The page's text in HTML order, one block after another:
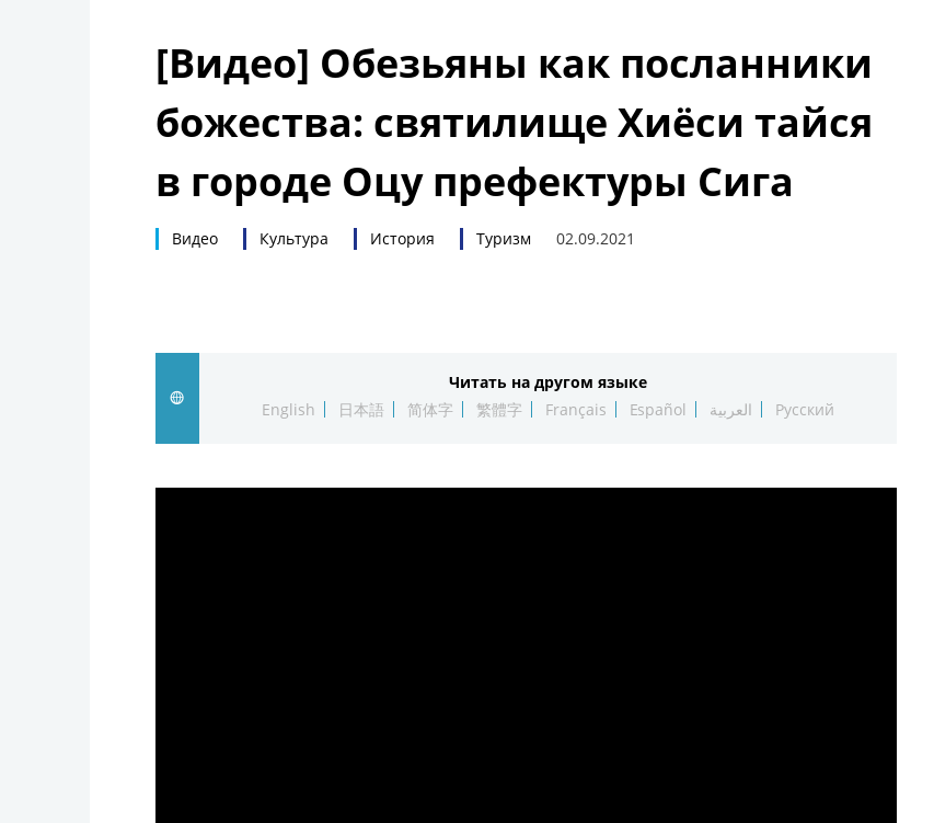
[Видео] Обезьяны как посланники
божества: святилище Хиёси тайся
в городе Оцу префектуры Сига
Видео Культура История Туризм 02.09.2021
Читать на другом языке
English
日本語 简体字 繁體字 Français Español العربية Русский